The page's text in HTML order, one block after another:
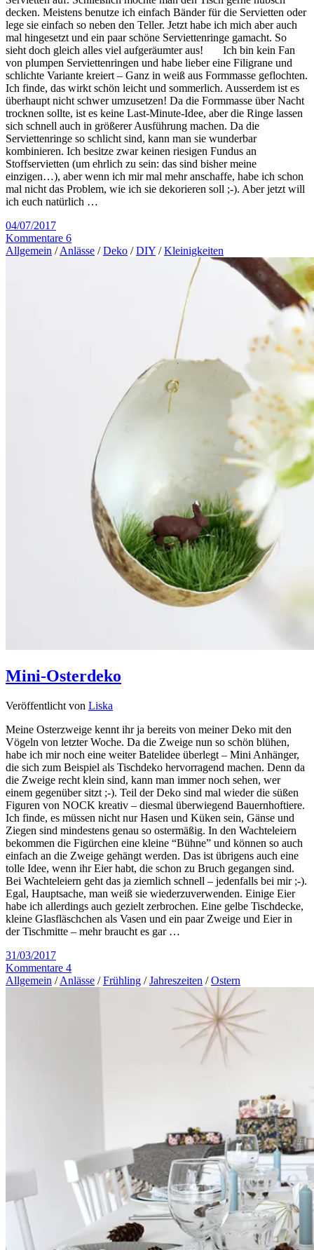
decken. Meistens benutze ich einfach Bänder für die Servietten oder
lege sie einfach so neben den Teller. Jetzt habe ich mich aber auch
mal hingesetzt und ein paar schöne Serviettenringe gamacht. So
sieht doch gleich alles viel aufgeräumter aus! Ich bin kein Fan
von plumpen Serviettenringen und habe lieber eine Filigrane und
schlichte Variante kreiert – Ganz in weiß aus Formmasse geflochten.
Ich finde, das wirkt schön leicht und sommerlich. Ausserdem ist es
überhaupt nicht schwer umzusetzen! Da die Formmasse über Nacht
trocknen sollte, ist es keine Last-Minute-Idee, aber die Ringe lassen
sich schnell auch in größerer Ausführung machen. Da die
Serviettenringe so schlicht sind, kann man sie wunderbar
kombinieren. Ich besitze zwar keinen riesigen Fundus an
Stoffservietten (um ehrlich zu sein: das sind bisher meine
einzigen…), aber wenn ich mir mal mehr anschaffe, habe ich schon
mal nicht das Problem, wie ich sie dekorieren soll ;-). Aber jetzt will
ich euch natürlich …
04/07/2017
Kommentare 6
Allgemein /Anlässe /Deko /DIY /Kleinigkeiten
Mini-Osterdeko
Veröffentlicht von Liska
Meine Osterzweige kennt ihr ja bereits von meiner Deko mit den
Vögeln von letzter Woche. Da die Zweige nun so schön blühen,
habe ich mir noch eine weiter Batelidee überlegt – Mini Anhänger,
die sich zum Beispiel als Tischdeko hervorragend machen. Denn da
die Zweige recht klein sind, kann man immer noch sehen, wer
einem gegenüber sitzt ;-). Teil der Deko sind mal wieder die süßen
Figuren von NOCK kreativ – diesmal überwiegend Bauernhoftiere.
Ich finde, es müssen nicht nur Hasen und Küken sein, Gänse und
Ziegen sind mindestens genau so ostermäßig. In den Wachteleiern
bekommen die Figürchen eine kleine “Bühne” und können so auch
einfach an die Zweige gehängt werden. Das ist übrigens auch eine
tolle Idee, wenn ihr Eier habt, die schon zu Bruch gegangen sind.
Bei Wachteleiern geht das ja ziemlich schnell – jedenfalls bei mir ;-).
Egal, Hauptsache, man weiß sie wiederzuverwenden. Einige Eier
habe ich allerdings auch gezielt zerbrochen. Eine gelbe Tischdecke,
kleine Glasfläschchen als Vasen und ein paar Zweige und Eier in
der Tischmitte – mehr braucht es gar …
31/03/2017
Kommentare 4
Allgemein /Anlässe /Frühling /Jahreszeiten /Ostern